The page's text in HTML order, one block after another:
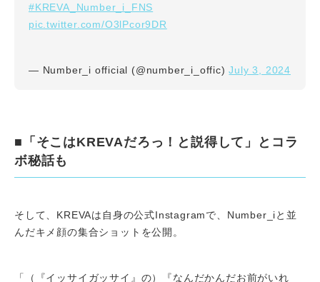
#KREVA_Number_i_FNS
pic.twitter.com/O3lPcor9DR
— Number_i official (@number_i_offic)July 3, 2024
■「そこはKREVAだろっ！と説得して」とコラ
ボ秘話も
そして、KREVAは自身の公式Instagramで、Number_iと並
んだキメ顔の集合ショットを公開。
「（『イッサイガッサイ』の）『なんだかんだお前がいれ